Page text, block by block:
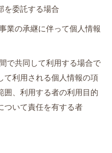
を委託する場合
業の承継に伴って個人情報
で共同して利用する場合で
て利用される個人情報の項
囲、利用する者の利用目的
ついて責任を有する者